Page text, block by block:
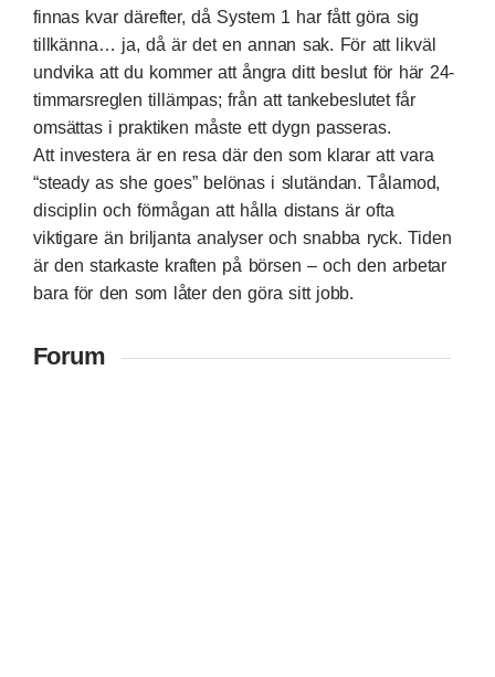
finnas kvar därefter, då System 1 har fått göra sig
tillkänna… ja, då är det en annan sak. För att likväl
undvika att du kommer att ångra ditt beslut för här 24-
timmarsreglen tillämpas; från att tankebeslutet får
omsättas i praktiken måste ett dygn passeras.
Att investera är en resa där den som klarar att vara
“steady as she goes” belönas i slutändan. Tålamod,
disciplin och förmågan att hålla distans är ofta
viktigare än briljanta analyser och snabba ryck. Tiden
är den starkaste kraften på börsen – och den arbetar
bara för den som låter den göra sitt jobb.
Forum